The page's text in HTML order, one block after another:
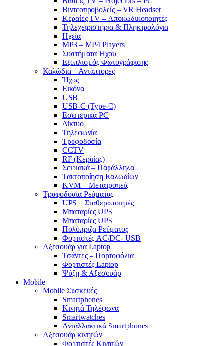
Βιντεοπροβολείς – VR Headset
Κεραίες TV – Αποκωδικοποιητές
Τηλεχειριστήρια & Πληκτρολόγια
Ηχεία
MP3 – MP4 Players
Συστήματα Ήχου
Εξοπλισμός Φωτογράφισης
Καλώδια – Αντάπτορες
Ήχος
Εικόνα
USB
USB-C (Type-C)
Εσωτερικά PC
Δίκτυο
Τηλεφωνία
Τροφοδοσία
CCTV
RF (Κεραίας)
Σειριακά – Παράλληλα
Τακτοποίηση Καλωδίων
KVM – Μετατροπείς
Τροφοδοσία Ρεύματος
UPS – Σταθεροποιητές
Μπαταρίες UPS
Μπαταρίες UPS
Πολύπριζα Ρεύματος
Φορτιστές AC/DC- USB
Αξεσουάρ για Laptop
Τσάντες – Πορτοφόλια
Φορτιστές Laptop
Ψύξη & Αξεσουάρ
Mobile
Mobile Συσκευές
Smartphones
Κινητά Τηλέφωνα
Smartwatches
Ανταλλακτικά Smartphones
Αξεσουάρ κινητών
Φορτιστές Κινητών